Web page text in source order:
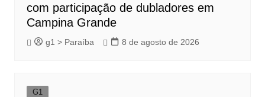
com participação de dubladores em
Campina Grande
g1 > Paraíba 8 de agosto de 2026
G1